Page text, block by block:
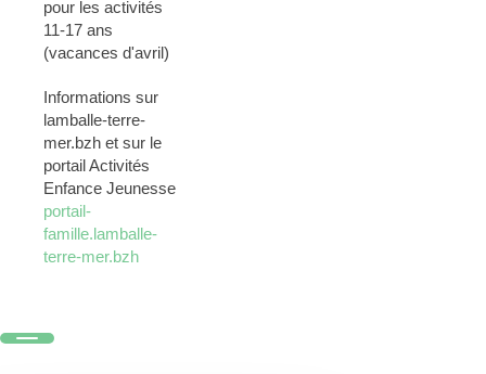
pour les activités
11-17 ans
(vacances d'avril)
Informations sur
lamballe-terre-
mer.bzh et sur le
portail Activités
Enfance Jeunesse
portail-
famille.lamballe-
terre-mer.bzh